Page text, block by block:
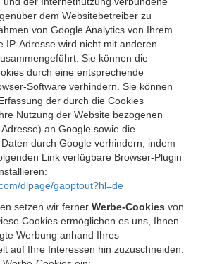
dem Websitebetreiber zu
von Google Analytics von Ihrem
IP-Adresse wird nicht mit anderen
Sie können die
durch eine entsprechende
Software verhindern. Sie können
der durch die Cookies
Nutzung der Website bezogenen
an Google sowie die
durch Google verhindern, indem
Link verfügbare Browser-Plugin
dlpage/gaoptout?hl=de
setzen wir ferner Werbe-Cookies von
Cookies ermöglichen es uns, Ihnen
Werbung anhand Ihres
auf Ihre Interessen hin zuzuschneiden.